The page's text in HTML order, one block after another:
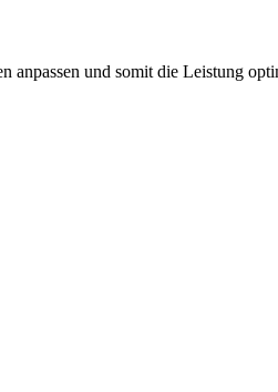
anpassen und somit die Leistung